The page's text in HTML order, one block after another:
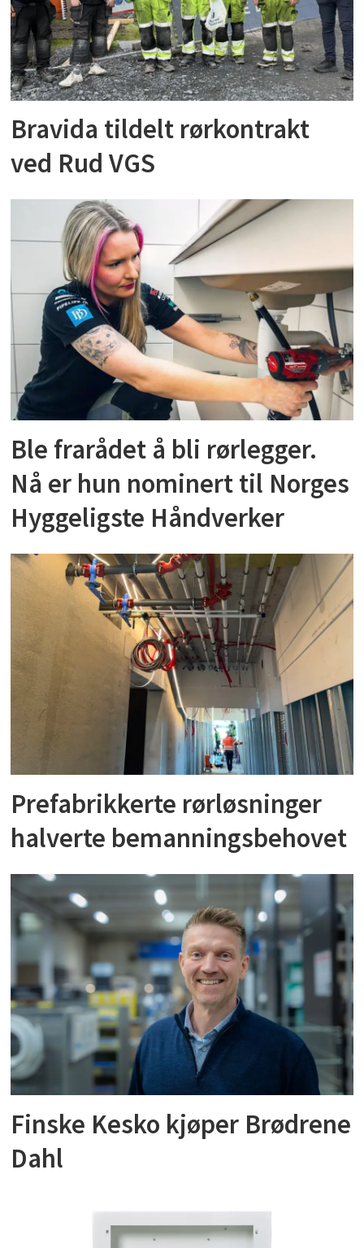
Bravida tildelt rørkontrakt
ved Rud VGS
Ble frarådet å bli rørlegger.
Nå er hun nominert til Norges
Hyggeligste Håndverker
Prefabrikkerte rørløsninger
halverte bemanningsbehovet
Finske Kesko kjøper Brødrene
Dahl